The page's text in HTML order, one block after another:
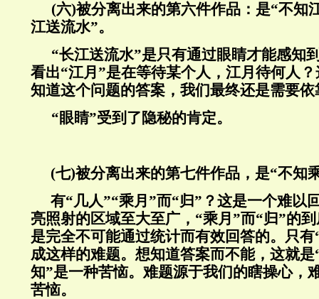
(六)被分离出来的第六件作品：是“不知
江送流水”。
“长江送流水”是只有通过眼睛才能感知
看出“江月”是在等待某个人，江月待何人
知道这个问题的答案，我们最终还是需要依
“眼睛”受到了隐秘的肯定。
(七)被分离出来的第七件作品，是“不知
有“几人”“乘月 ”而“归” ？这是一个难以
亮照射的区域至大至广， “乘月 ”而“归”的
是完全不可能通过统计而有效回答的。只有
成这样的难题。想知道答案而不能，这就是
知”是一种苦恼。难题源于我们的瞎操心，
苦恼。